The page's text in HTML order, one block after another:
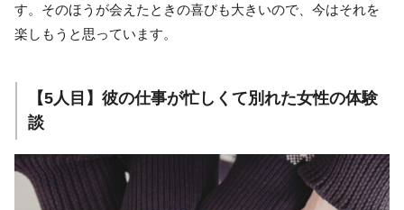
す。そのほうが会えたときの喜びも大きいので、今はそれを
楽しもうと思っています。
【5人目】彼の仕事が忙しくて別れた女性の体験
談